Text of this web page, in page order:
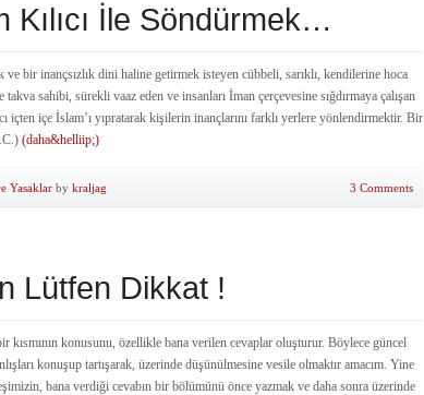
Kılıcı İle Söndürmek…
bir inançsızlık dini haline getirmek isteyen cübbeli, sarıklı, kendilerine hoca
sahibi, sürekli vaaz eden ve insanları İman çerçevesine sığdırmaya çalışan
içten içe İslam’ı yıpratarak kişilerin inançlarını farklı yerlere yönlendirmektir. Bir
(daha&helliip;)
Yasaklar by kraljag 3 Comments
Lütfen Dikkat !
kısmının konusunu, özellikle bana verilen cevaplar oluşturur. Böylece güncel
konuşup tartışarak, üzerinde düşünülmesine vesile olmaktır amacım. Yine
bana verdiği cevabın bir bölümünü önce yazmak ve daha sonra üzerinde